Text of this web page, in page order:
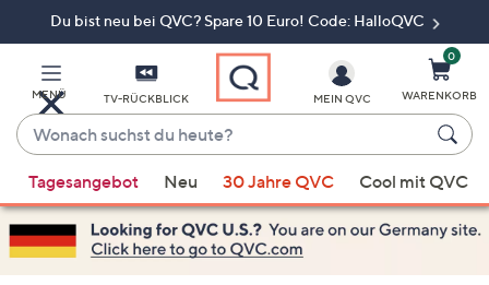
Du bist neu bei QVC? Spare 10 Euro! Code: HalloQVC
MENÜ TV-RÜCKBLICK
Wonach
suchst
du
heute?
Vorschläge
verfügbar
sind,
verwenden
MEIN QVC
0
WARENKORB
Tagesangebot Neu 30 Jahre QVC Cool mit QVC